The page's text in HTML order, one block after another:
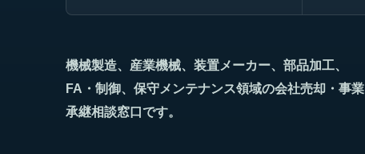
機械製造、産業機械、装置メーカー、部品加工、
FA・制御、保守メンテナンス領域の会社売却・事業
承継相談窓口です。